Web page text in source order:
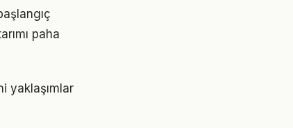
paha
yaklaşımlar